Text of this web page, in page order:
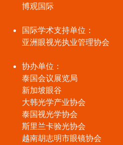
博观国际
国际学术支持单位：
亚洲眼视光执业管理协会
协办单位：
泰国会议展览局
新加坡眼谷
大韩光学产业协会
泰国视光学协会
斯里兰卡验光协会
越南胡志明市眼镜协会